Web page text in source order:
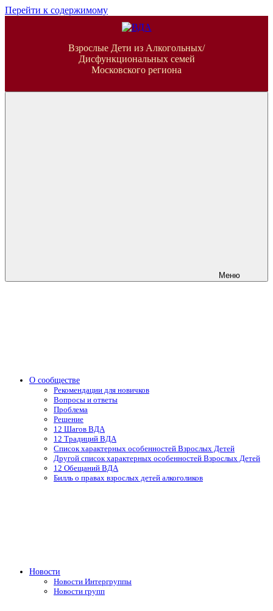
Перейти к содержимому
ВДАВзрослые Дети из Алкогольных/
Дисфункциональных семей
Московского региона
Меню
О сообществе
Рекомендации для новичков
Вопросы и ответы
Проблема
Решение
12 Шагов ВДА
12 Традиций ВДА
Список характерных особенностей Взрослых Детей
Другой список характерных особенностей Взрослых Детей
12 Обещаний ВДА
Билль о правах взрослых детей алкоголиков
Новости
Новости Интергруппы
Новости групп